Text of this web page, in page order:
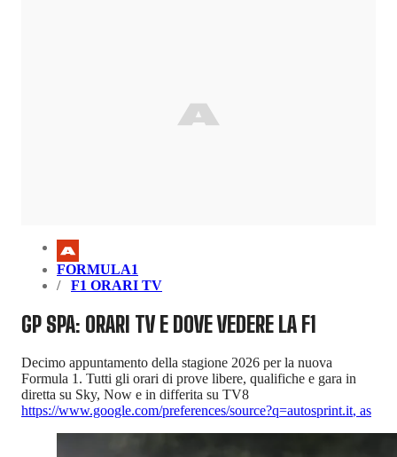
FORMULA1
F1 ORARI TV
GP SPA: ORARI TV E DOVE VEDERE LA F1
Decimo appuntamento della stagione 2026 per la nuova
Formula 1. Tutti gli orari di prove libere, qualifiche e gara in
diretta su Sky, Now e in differita su TV8
https://www.google.com/preferences/source?q=autosprint.it, as